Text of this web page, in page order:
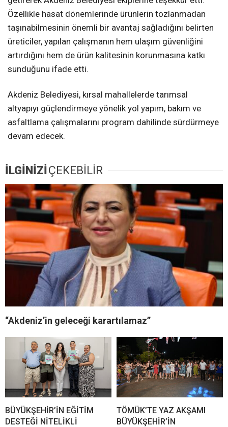
Özellikle hasat dönemlerinde ürünlerin tozlanmadan
taşınabilmesinin önemli bir avantaj sağladığını belirten
üreticiler, yapılan çalışmanın hem ulaşım güvenliğini
artırdığını hem de ürün kalitesinin korunmasına katkı
sunduğunu ifade etti.
Akdeniz Belediyesi, kırsal mahallelerde tarımsal
altyapıyı güçlendirmeye yönelik yol yapım, bakım ve
asfaltlama çalışmalarını program dahilinde sürdürmeye
devam edecek.
İLGİNİZİÇEKEBİLİR
“Akdeniz’in geleceği karartılamaz”
BÜYÜKŞEHİR’İN EĞİTİM
DESTEĞİ NİTELİKLİ
TÖMÜK’TE YAZ AKŞAMI
BÜYÜKŞEHİR’İN